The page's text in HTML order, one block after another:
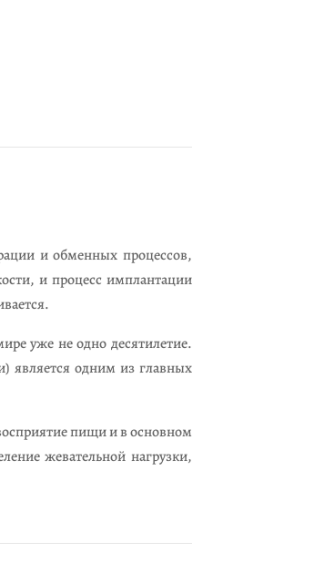
и обменных процессов,
и процесс имплантации
уже не одно десятилетие.
является одним из главных
пищи и в основном
жевательной нагрузки,